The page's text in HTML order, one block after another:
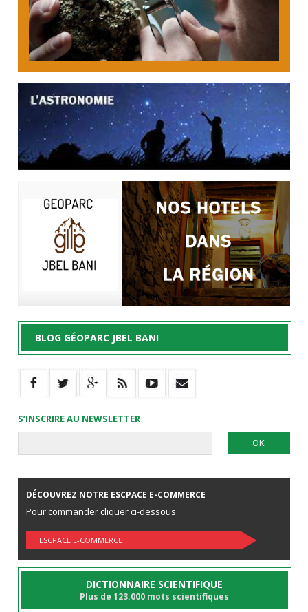
BLOG GÉOPARC JBEL BANI
S’INSCRIRE AU NEWSLETTER
DÉCOUVREZ NOTRE ESCPACE E-COMMERCE
Pour commander cliquer ci-dessous
ESCPACE E-COMMERCE
DICTIONNAIRE SCIENTIFIQUE
Plus de 123.000 mots scientifiques